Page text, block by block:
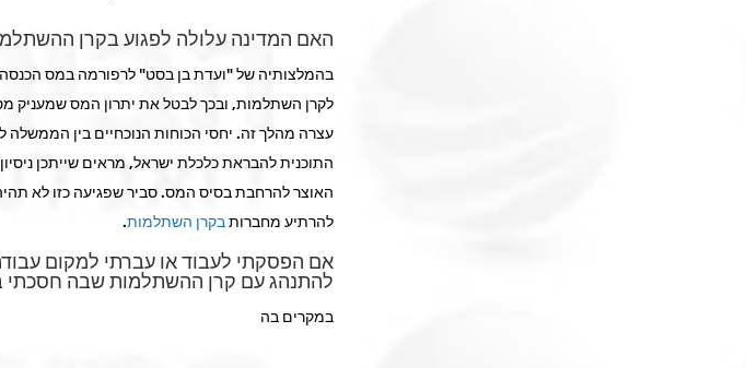
האם המדינה עלולה לפגוע בקרן
בהמלצותיה של "ועדת בן בסט" לרפורמה במס
לקרן השתלמות, ובכך לבטל את יתרון המס שמעניק
עצרה מהלך זה. יחסי הכוחות הנוכחיים בין הממשלה
התוכנית להבראת כלכלת ישראל, מראים שייתכן
האוצר להרחבת בסיס המס. סביר שפגיעה כזו לא
להרתיע מחברותבקרן השתלמות.
אם הפסקתי לעבוד או עברתי למקום
להתנהג עם קרן ההשתלמות שבה חסכתי
במקרים בה